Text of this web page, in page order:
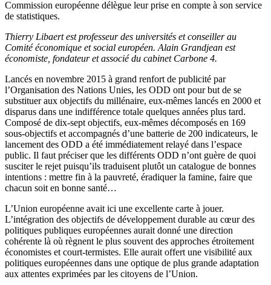
Commission européenne délègue leur prise en compte à son service
de statistiques.
Thierry Libaert est professeur des universités et conseiller au
Comité économique et social européen. Alain Grandjean est
économiste, fondateur et associé du cabinet Carbone 4.
Lancés en novembre 2015 à grand renfort de publicité par
l’Organisation des Nations Unies, les ODD ont pour but de se
substituer aux objectifs du millénaire, eux-mêmes lancés en 2000 et
disparus dans une indifférence totale quelques années plus tard.
Composé de dix-sept objectifs, eux-mêmes décomposés en 169
sous-objectifs et accompagnés d’une batterie de 200 indicateurs, le
lancement des ODD a été immédiatement relayé dans l’espace
public. Il faut préciser que les différents ODD n’ont guère de quoi
susciter le rejet puisqu’ils traduisent plutôt un catalogue de bonnes
intentions : mettre fin à la pauvreté, éradiquer la famine, faire que
chacun soit en bonne santé…
L’Union européenne avait ici une excellente carte à jouer.
L’intégration des objectifs de développement durable au cœur des
politiques publiques européennes aurait donné une direction
cohérente là où règnent le plus souvent des approches étroitement
économistes et court-termistes. Elle aurait offert une visibilité aux
politiques européennes dans une optique de plus grande adaptation
aux attentes exprimées par les citoyens de l’Union.